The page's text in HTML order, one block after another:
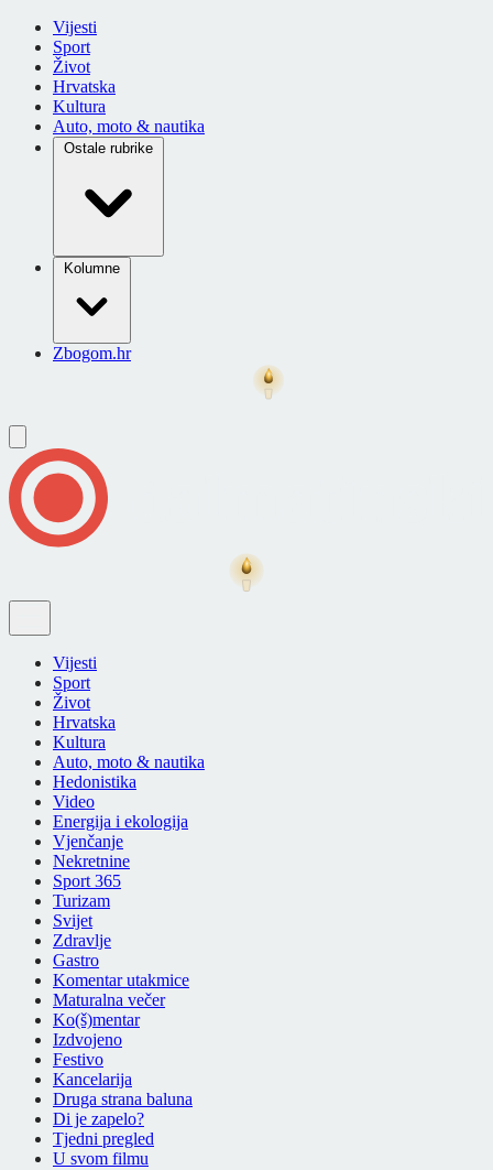
Vijesti
Sport
Život
Hrvatska
Kultura
Auto, moto & nautika
Ostale rubrike
Kolumne
Zbogom.hr
Vijesti
Sport
Život
Hrvatska
Kultura
Auto, moto & nautika
Hedonistika
Video
Energija i ekologija
Vjenčanje
Nekretnine
Sport 365
Turizam
Svijet
Zdravlje
Gastro
Komentar utakmice
Maturalna večer
Ko(š)mentar
Izdvojeno
Festivo
Kancelarija
Druga strana baluna
Di je zapelo?
Tjedni pregled
U svom filmu